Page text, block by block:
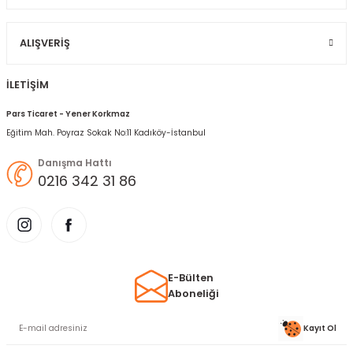
ALIŞVERIŞ
İLETİŞİM
Pars Ticaret - Yener Korkmaz
Eğitim Mah. Poyraz Sokak No:11 Kadıköy-İstanbul
Danışma Hattı
0216 342 31 86
E-Bülten
Aboneliği
Kayıt Ol